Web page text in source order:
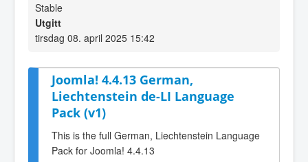
Stable
Utgitt
tirsdag 08. april 2025 15:42
Joomla! 4.4.13 German,
Liechtenstein de-LI Language
Pack (v1)
This is the full German, Liechtenstein Language
Pack for Joomla! 4.4.13